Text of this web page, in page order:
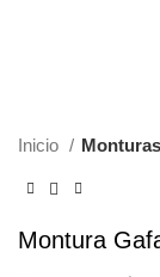
Inicio Monturas
Montura